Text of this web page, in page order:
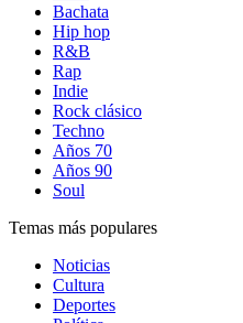
Bachata
Hip hop
R&B
Rap
Indie
Rock clásico
Techno
Años 70
Años 90
Soul
Temas más populares
Noticias
Cultura
Deportes